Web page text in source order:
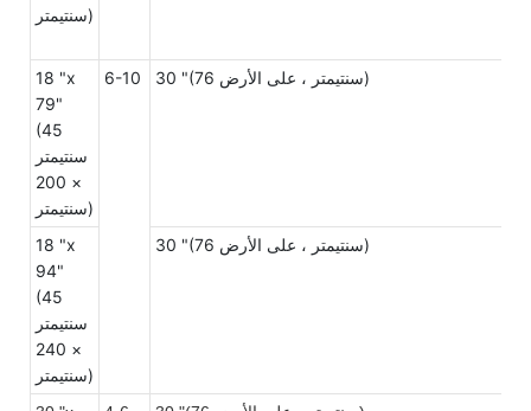
سنتيمتر)
18 "x
79"
(45
سنتيمتر
× 200
سنتيمتر)
6-10 30 "(76 سنتيمتر ، على الأرض)
18 "x
94"
(45
سنتيمتر
× 240
سنتيمتر)
30 "(76 سنتيمتر ، على الأرض)